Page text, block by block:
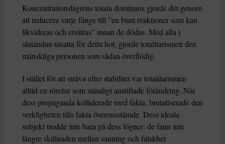
Koncentrationslägrens totala dominans gjorde det genom
att reducera varje fånge till ”en bunt reaktioner som kan
likvideras och ersättas” innan de dödas. Med alla i
slutändan utsatta för detta hot, gjorde totalitarismen den
mänskliga personen som sådan överflödig.
I stället för att sträva efter stabilitet var totalitarismen
alltid en rörelse som ständigt anstiftade förändring. När
dess propaganda kolliderade med fakta, brutaliserade den
verkligheten tills fakta överensstämde. Dess ideala
subjekt trodde inte bara på dess lögner: de fann inte
längre skillnaden mellan sanning och falskhet